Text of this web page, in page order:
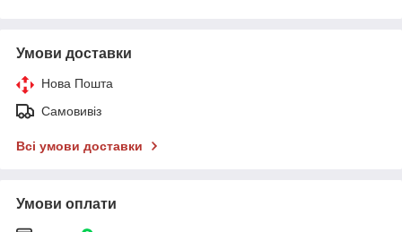
Умови доставки
Нова Пошта
Самовивіз
Всі умови доставки
Умови оплати